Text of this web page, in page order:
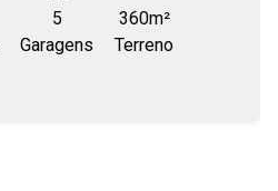
Perfeita para quem
e versatilidade, seja
5
Garagens
360m²
Terreno